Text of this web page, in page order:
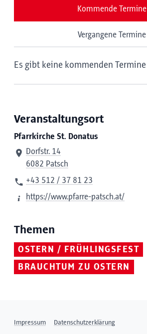
Kommende Termine
Vergangene Termine
Es gibt keine kommenden Termine
Veranstaltungsort
Pfarrkirche St. Donatus
Dorfstr. 14
6082 Patsch
+43 512 / 37 81 23
https://www.pfarre-patsch.at/
Themen
OSTERN / FRÜHLINGSFEST
BRAUCHTUM ZU OSTERN
Impressum Datenschutzerklärung